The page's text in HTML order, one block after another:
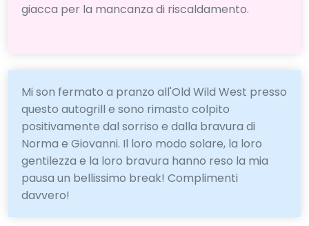
giacca per la mancanza di riscaldamento.
Mi son fermato a pranzo all'Old Wild West presso
questo autogrill e sono rimasto colpito
positivamente dal sorriso e dalla bravura di
Norma e Giovanni. Il loro modo solare, la loro
gentilezza e la loro bravura hanno reso la mia
pausa un bellissimo break! Complimenti
davvero!